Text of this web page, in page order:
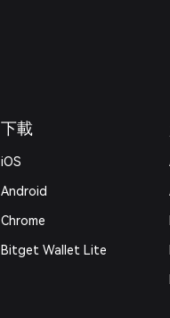
下載
iOS
Android
Chrome
Bitget Wallet Lite